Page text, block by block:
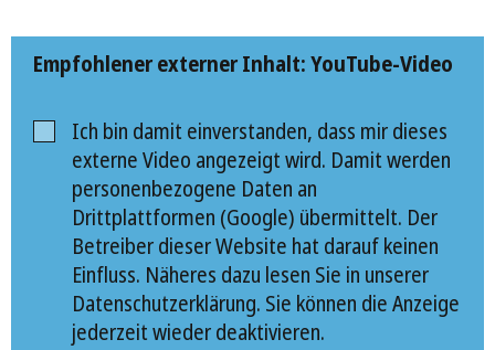
Empfohlener externer Inhalt: YouTube-Video
Ich bin damit einverstanden, dass mir dieses
externe Video angezeigt wird. Damit werden
personenbezogene Daten an
Drittplattformen (Google) übermittelt. Der
Betreiber dieser Website hat darauf keinen
Einfluss. Näheres dazu lesen Sie in unserer
Datenschutzerklärung. Sie können die Anzeige
jederzeit wieder deaktivieren.